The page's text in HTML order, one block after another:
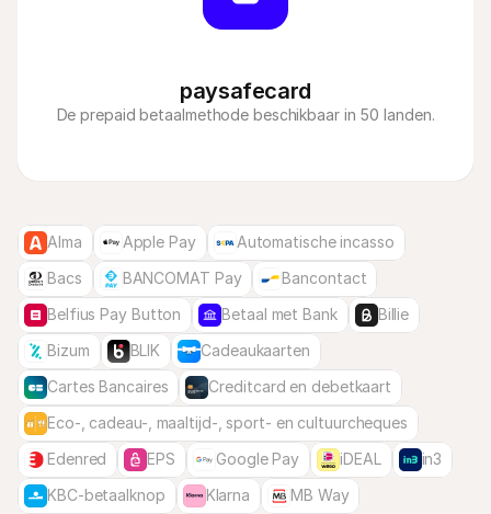
paysafecard
De prepaid betaalmethode beschikbaar in 50 landen.
Alma Apple Pay
Automatische incasso
Bacs
BANCOMAT Pay
Bancontact
Belfius Pay Button
Betaal met Bank
Billie
Bizum
BLIK
Cadeaukaarten
Cartes Bancaires
Creditcard en debetkaart
Eco-, cadeau-, maaltijd-, sport- en cultuurcheques
Edenred
EPS Google Pay iDEAL
in3
KBC-betaalknop
Klarna
MB Way